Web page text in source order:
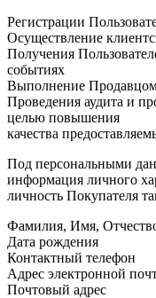
Регистрации
Осуществление
Получения
событиях
Выполнение Продавцом
Проведения аудита и
целью повышения
качества
Под персональными
информация личного
личность Покупателя
Фамилия, Имя,
Дата рождения
Контактный телефон
Адрес электронной
Почтовый адрес